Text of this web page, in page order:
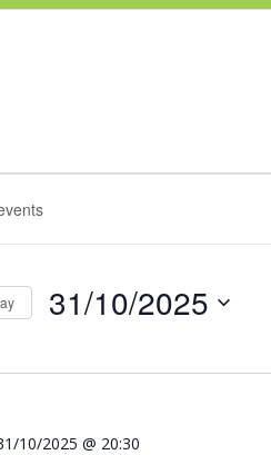
31/10/2025
10/2025 @ 20:30